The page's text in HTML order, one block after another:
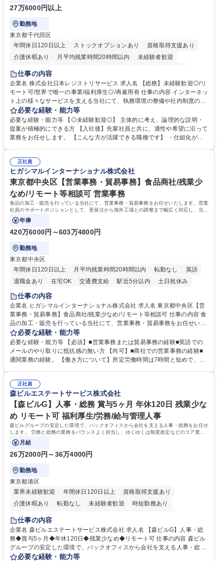
27万6000円以上
勤務地
東京都千代田区
年間休日120日以上
ストックオプションあり
資格取得支援あり
介護休暇あり
月平均残業時間20時間以内
未経験者歓迎
住宅手当あり
完全週休2日制
交通費支給 駅近5分以内 土日祝休み 服装自由
仕事の内容
企業名 株式会社日本レジストリサービス 求人名 【総務】未経験歓迎◎/リ
モート可/世界で唯一の事業/福利厚生◎/再雇用有 仕事の内容 インターネッ
ト上の様々なサービスを支える当社にて、執務環境の整備や社内制度の検
討、イベント運営などの幅広い業務を担当し、間接的に会社の生産性向上
や成長に貢献している部署です。 会社の全メンバーが安心して長く成果を
発揮できる環境を整えるために、毎日のメンテナンスや維持管理に加え、
新たな施策検討を積極的に行っていただき、会社全体を巻き込み課題解決
幅広い業務の体得が可能で、多様なキャリアパスを描くことも可能です。
募集職種 【総務】未経験歓迎◎/リモート可/世界で唯一の事業/福利厚生◎/
再雇用有
必要な経験・能力等
必要な経験・能力等 【◎未経験歓迎◎】 主体的に考え、論理的な説明・
提案が積極的にできる方 【入社後】先輩社員と共に、適性や希望に沿って
業務をお任せします。 【こんな方が活躍できる職種です】 ・仕組化が好
対処できる・新しいことに興味関心がある 【魅力】■自己啓発支援：資格
取得や通信教育など費用の80%（年間25万円まで）を補助 ■住宅手当：家
賃の50%（月額7万円まで）を補助 学歴・資格 学歴：大学院 大学 語学
力： 資格：
正社員
ヒガシマルインターナショナル株式会社
東京都中央区【営業事務・貿易事務】食品商社/残業少
なめ/リモート等相談可 営業事務
食品の加工・販売を行っている当社にて、営業事務・貿易事務をお任せいたします。営業
社員のサポートポジションとして、受発注から海外工場との調整まで幅広く対応し、当社
事業の根幹を支えていただきます。
年俸
420万6000円～603万4800円
勤務地
東京都中央区
年間休日120日以上
月平均残業時間20時間以内 転勤なし
英語
退職金あり
在宅OK 交通費支給 駅近5分以内 土日祝休み
仕事の内容
企業名 ヒガシマルインターナショナル株式会社 求人名 東京都中央区【営
業事務・貿易事務】食品商社/残業少なめ/リモート等相談可 仕事の内容 食
品の加工・販売を行っている当社にて、営業事務・貿易事務をお任せいた
します。営業社員のサポートポジションとして、受発注から海外工場との
調整まで幅広く対応し、当社事業の根幹を支えていただきます。 ■受発注
業務、請求書発行 ■海外工場とのスケジュール調整 ■在庫管理 ■輸入書類
の確認・作成 ■配送手配 ■通関業者を通して行う輸出入業全般 ■倉庫との
ルプロデュースしているため、商品に関わる全ての業務をサポート頂きま
す。 募集職種 東京都中央区【営業事務・貿易事務】食品商社/残業少なめ/
リモート等相談可
必要な経験・能力等
必要な経験・能力等 【必須】■営業事務または貿易事務の経験■英語での
メールのやり取りに抵抗感の無い方 【尚可】■商社での営業事務の経験■
通関業務の経験。 【働き方について】所定労働時間は7時間と短めで、残
の強み】1991年の設立以来、外食産業を中心としたお客様の多様なニー
ズに沿った冷凍水産物等の生産・輸入・販売を一貫して手掛けています。
自社工場と海外拠点の強固な連携によるワンストップサービスが最大の強
みです。 学歴・資格 学歴：大学院 大学 語学力：英語 資格：
正社員
森ビルエステートサービス株式会社
【森ビルG】人事・総務 賞与5ヶ月 年休120日 残業少な
め リモート可 福利厚生/労務/給与管理人事
森ビルグループの安定した環境で、バックオフィスから会社を支える人事・総務をお任せ
します。 労務と総務の業務をバランスよく担当し、ゆくゆくは制度改定などのコア業務
にも挑戦できる、やりがいある環境です。
月給
26万2000円～36万4000円
勤務地
東京都港区
業界未経験歓迎
年間休日120日以上
資格取得支援あり
介護休暇あり
転勤なし 未経験者歓迎
時短勤務あり
経験者歓迎
完全週休2日制
交通費支給 長期歓迎 駅近5分以内 土日祝休み
仕事の内容
企業名 森ビルエステートサービス株式会社 求人名 【森ビルG】人事・総
務◆賞与5ヶ月◆年休120日◆残業少なめ◆リモート可 仕事の内容 森ビル
グループの安定した環境で、バックオフィスから会社を支える人事・総務
をお任せします。 労務と総務の業務をバランスよく担当し、ゆくゆくは制
必要な経験・能力等